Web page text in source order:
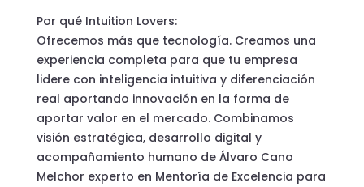
Por qué Intuition Lovers:
Ofrecemos más que tecnología. Creamos una
experiencia completa para que tu empresa
lidere con inteligencia intuitiva y diferenciación
real aportando innovación en la forma de
aportar valor en el mercado. Combinamos
visión estratégica, desarrollo digital y
acompañamiento humano de Álvaro Cano
Melchor experto en Mentoría de Excelencia para